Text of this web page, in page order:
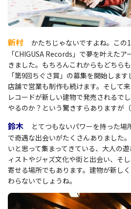
新村 かたちじゃないですよね。この
「CHIGUSA Records」で夢を叶えた
きました。もちろんこれからもどちら
「第9回ちぐさ賞」の募集を開始しま
店舗で営業も制作も続けます。そして
レコードが新しい建物で発売されるで
やるのか？という驚きすらありますが（
鈴木
とてつもないパワーを持った場
で奇遇な出会いがたくさんありました
いと思って集まってきている、大人の
ィストやジャズ文化や街と出会い、そ
寄せる場所でもあります。建物が新し
わらないでしょうね。